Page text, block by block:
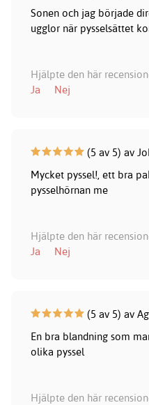
Sonen och jag började
ugglor när pysselsättet
Hjälpte den här
Ja
Nej
(5 av 5) av
Mycket pyssel!, ett bra
pysselhörnan me
Hjälpte den här
Ja
Nej
(5 av 5) av
En bra blandning som
olika pyssel
Hjälpte den här